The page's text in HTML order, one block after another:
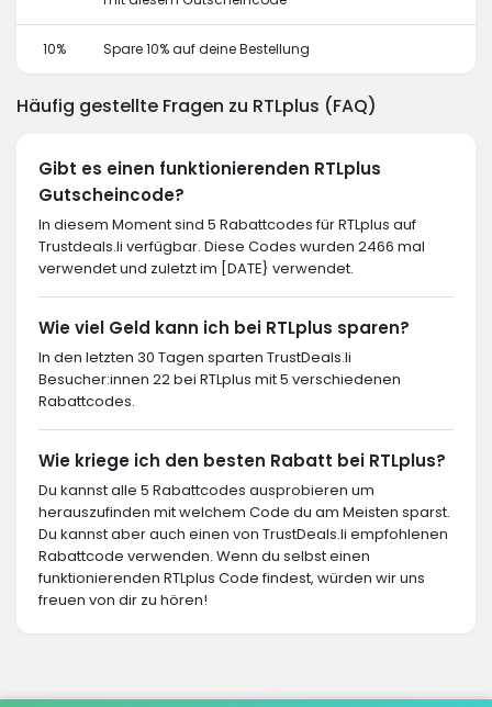
10% Spare 10% auf deine Bestellung
Häufig gestellte Fragen zu RTLplus (FAQ)
Gibt es einen funktionierenden RTLplus
Gutscheincode?
In diesem Moment sind 5 Rabattcodes für RTLplus auf
Trustdeals.li verfügbar. Diese Codes wurden 2466 mal
verwendet und zuletzt im [DATE} verwendet.
Wie viel Geld kann ich bei RTLplus sparen?
In den letzten 30 Tagen sparten TrustDeals.li
Besucher:innen 22 bei RTLplus mit 5 verschiedenen
Rabattcodes.
Wie kriege ich den besten Rabatt bei RTLplus?
Du kannst alle 5 Rabattcodes ausprobieren um
herauszufinden mit welchem Code du am Meisten sparst.
Du kannst aber auch einen von TrustDeals.li empfohlenen
Rabattcode verwenden. Wenn du selbst einen
funktionierenden RTLplus Code findest, würden wir uns
freuen von dir zu hören!